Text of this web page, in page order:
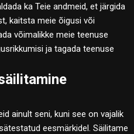
ka Teie andmeid, et järgida
kaitsta meie õigusi või
võimalikke meie teenuse
ja tagada teenuse
ainult seni, kuni see on vajalik
eesmärkidel. Säilitame